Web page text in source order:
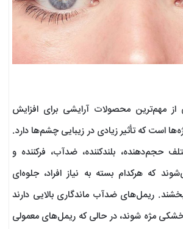
مهم‌ترین محصولات آرایشی برای افزایش
است که تأثیر زیادی در زیبایی چشم‌ها دارد.
حجم‌دهنده، بلندکننده، ضدآب، فرکننده و
که هرکدام بسته به نیاز افراد، جلوه‌ای
ریمل‌های ضدآب ماندگاری بالایی دارند
مژه شوند، در حالی که ریمل‌های معمولی